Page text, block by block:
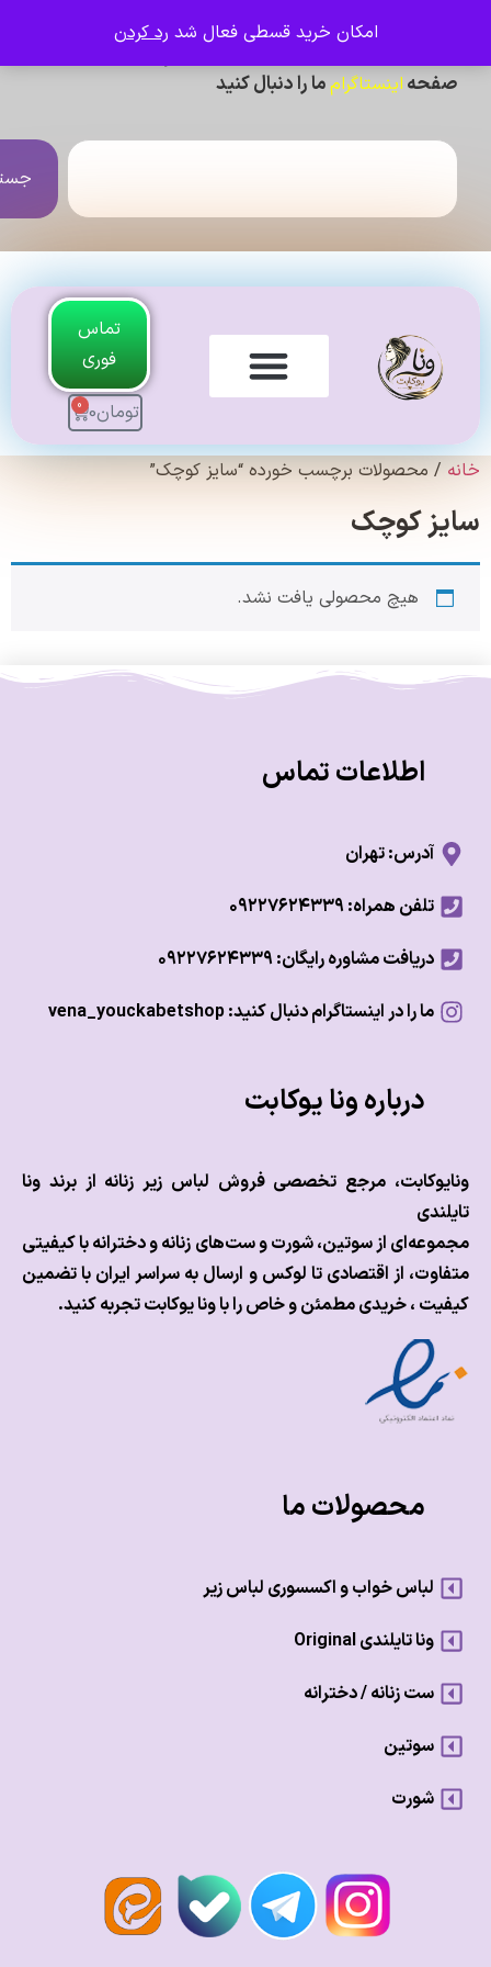
امکان خرید قسطی فعال شدرد کردن
اینستاگرامما را دنبال کنید
جستجو
تماس
فوری
0
برچسب خورده “سایز کوچک”
کوچک
هیچ محصولی یافت نشد.
اطلاعات تماس
آدرس: تهران
تلفن همراه: ۰۹۲۲۷۶۲۴۳۳۹
دریافت مشاوره رایگان: ۰۹۲۲۷۶۲۴۳۳۹
ما را در اینستاگرام دنبال کنید: vena_youckabetshop
درباره ونا یوکابت
مرجع تخصصی فروش لباس زیر زنانه از برند ونا
از سوتین، شورت و ست‌های زنانه و دخترانه با کیفیتی
از اقتصادی تا لوکس وارسال به سراسر ایران با تضمین
، خریدی مطمئن و خاص را با ونا یوکابت تجربه کنید.
محصولات ما
لباس خواب و اکسسوری لباس زیر
ونا تایلندی Original
ست زنانه / دخترانه
سوتین
شورت